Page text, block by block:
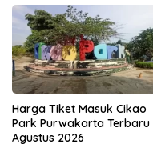
Harga Tiket Masuk Cikao
Park Purwakarta Terbaru
Agustus 2026